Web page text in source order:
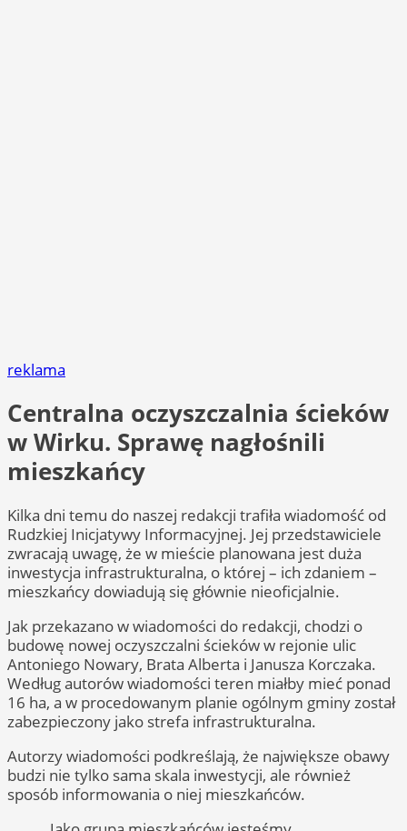
reklama
Centralna oczyszczalnia ścieków
w Wirku. Sprawę nagłośnili
mieszkańcy
Kilka dni temu do naszej redakcji trafiła wiadomość od
Rudzkiej Inicjatywy Informacyjnej. Jej przedstawiciele
zwracają uwagę, że w mieście planowana jest duża
inwestycja infrastrukturalna, o której – ich zdaniem –
mieszkańcy dowiadują się głównie nieoficjalnie.
Jak przekazano w wiadomości do redakcji, chodzi o
budowę nowej oczyszczalni ścieków w rejonie ulic
Antoniego Nowary, Brata Alberta i Janusza Korczaka.
Według autorów wiadomości teren miałby mieć ponad
16 ha, a w procedowanym planie ogólnym gminy został
zabezpieczony jako strefa infrastrukturalna.
Autorzy wiadomości podkreślają, że największe obawy
budzi nie tylko sama skala inwestycji, ale również
sposób informowania o niej mieszkańców.